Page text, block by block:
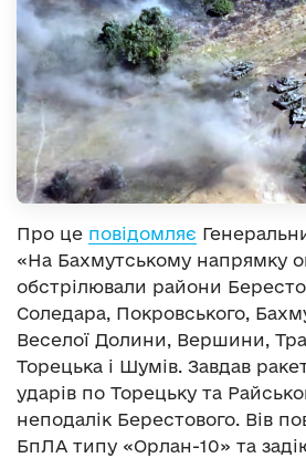
Про це повідомляє
«На Бахмутському напрямку
обстрілювали райони
Соледара, Покровського,
Веселої Долини, Вершини,
Торецька і Шумів. Завдав
ударів по Торецьку та
неподалік Берестового. Вів
БпЛА типу «Орлан-10» та